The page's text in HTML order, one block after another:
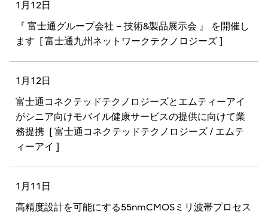
1月12日
『 富士通グループ会社 – 技術&製品展示会 』 を開催し
ます
[ 富士通九州ネットワークテクノロジーズ ]
1月12日
富士通コネクテッドテクノロジーズとエムティーアイ
がシニア向けモバイル健康サービスの提供に向けて業
務提携
[ 富士通コネクテッドテクノロジーズ / エムテ
ィーアイ ]
1月11日
高精度設計を可能にする55nmCMOSミリ波帯プロセス